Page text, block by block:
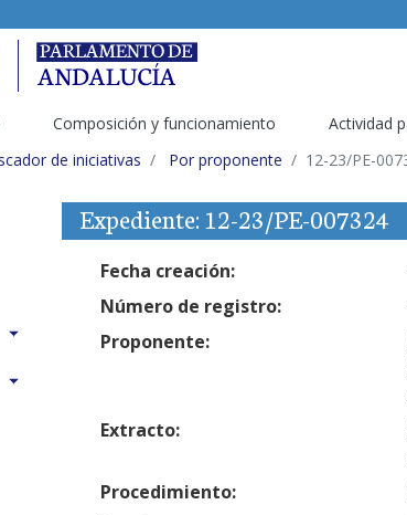
Composición y funcionamiento Actividad
de iniciativas Por proponente 12-23/PE-
Expediente: 12-23/PE-007324
Fecha creación:
Número de registro:
Proponente:
Extracto:
Procedimiento: